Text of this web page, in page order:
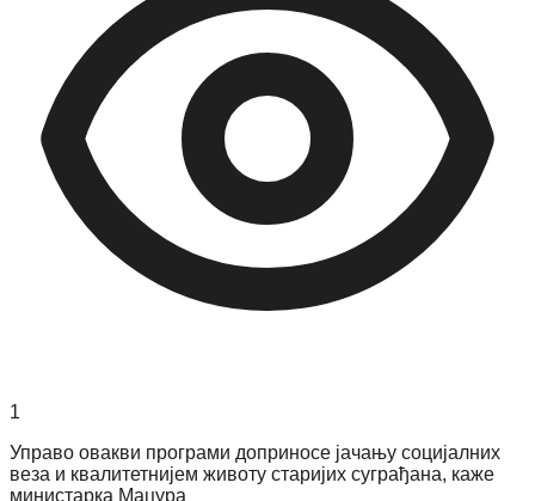
1
Управо овакви програми доприносе јачању социјалних
веза и квалитетнијем животу старијих суграђана, каже
министарка Мацура